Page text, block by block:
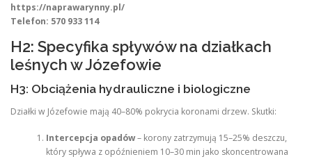
https://naprawarynny.pl/
Telefon: 570 933 114
H2: Specyfika spływów na działkach
leśnych w Józefowie
H3: Obciążenia hydrauliczne i biologiczne
Działki w Józefowie mają 40–80% pokrycia koronami drzew. Skutki:
Intercepcja opadów– korony zatrzymują 15–25% deszczu,
który spływa z opóźnieniem 10–30 min jako skoncentrowana